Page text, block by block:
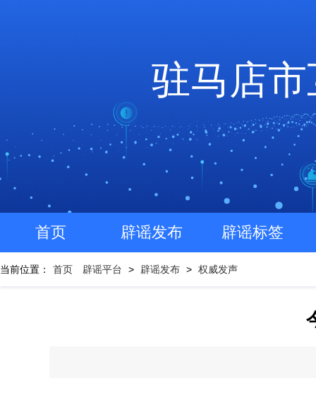
驻马店
首页 辟谣发布 辟谣标签
当前位置： 首页 辟谣平台 > 辟谣发布 > 权威发声